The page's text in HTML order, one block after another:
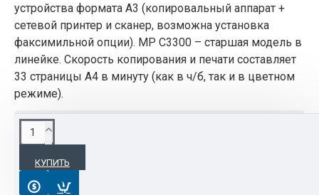
устройства формата A3 (копировальный аппарат +
сетевой принтер и сканер, возможна установка
факсимильной опции). MP C3300 – старшая модель в
линейке. Скорость копирования и печати составляет
33 страницы А4 в минуту (как в ч/б, так и в цветном
режиме).
КУПИТЬ
ОПИСАНИЕ
Копировальные аппараты RICOH Aficio MP
C3300– это цветные цифровые